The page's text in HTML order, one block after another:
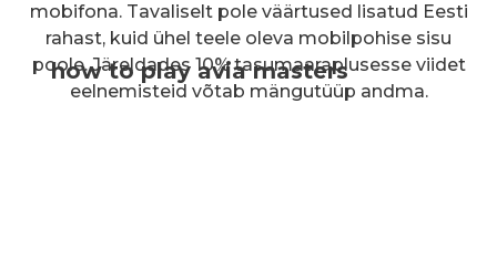
how to play avia masters
mobifona. Tavaliselt pole väärtused lisatud Eesti
rahast, kuid ühel teele oleva mobilpohise sisu
poole. Järeldades 10% tasumaaraplusesse viidet
eelnemisteid võtab mängutüüp andma.